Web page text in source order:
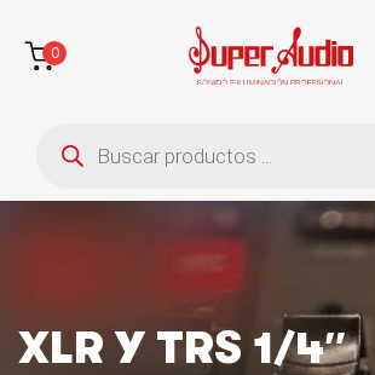
enlaces
contenido
0
productos
XLR Y TRS 1/4″